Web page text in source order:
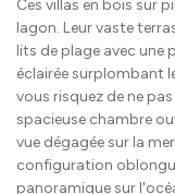
Ces villas en bois sur
lagon. Leur vaste
lits de plage avec une
éclairée surplombant
vous risquez de ne pas
spacieuse chambre
vue dégagée sur la
configuration
panoramique sur